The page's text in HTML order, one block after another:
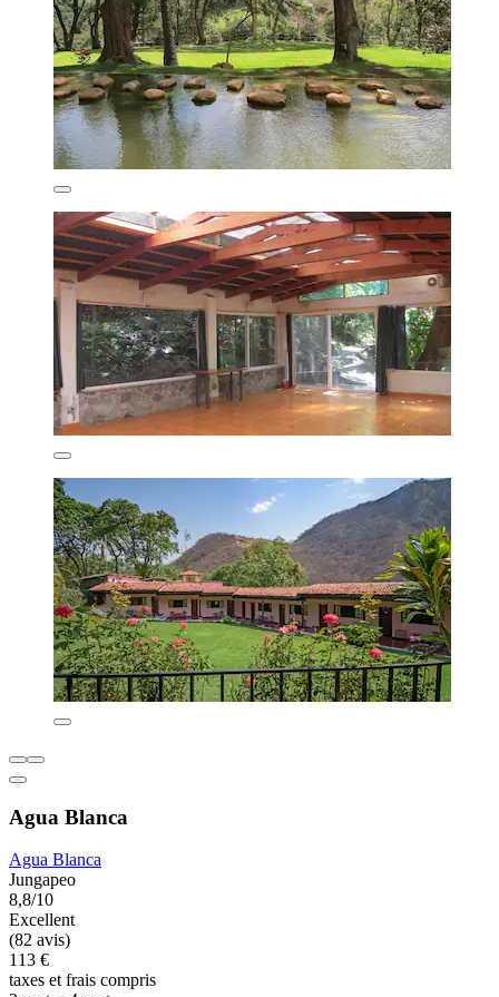
Agua Blanca
Agua Blanca
Jungapeo
8,8/10
Excellent
(82 avis)
113 €
taxes et frais compris